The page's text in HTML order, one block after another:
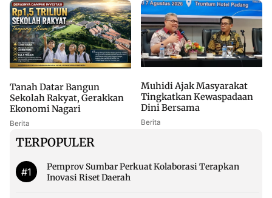
Tanah Datar Bangun
Sekolah Rakyat, Gerakkan
Ekonomi Nagari
Berita
Muhidi Ajak Masyarakat
Tingkatkan Kewaspadaan
Dini Bersama
Berita
TERPOPULER
#1
Pemprov Sumbar Perkuat Kolaborasi Terapkan
Inovasi Riset Daerah